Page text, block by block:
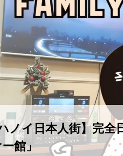
ノイ日本人街】完
館」